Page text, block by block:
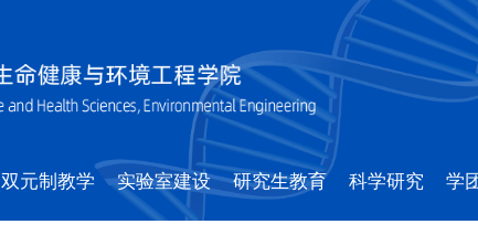
双元制教学 实验室建设 研究生教育 科学研究 学